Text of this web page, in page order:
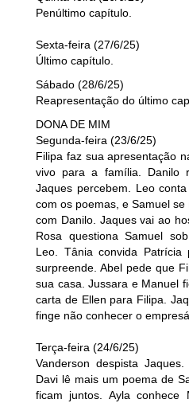
Penúltimo capítulo.
Sexta-feira (27/6/25)
Último capítulo.
Sábado (28/6/25)
Reapresentação do último
DONA DE MIM
Segunda-feira (23/6/25)
Filipa faz sua apresentação
vivo para a família. Danilo
Jaques percebem. Leo
com os poemas, e Samuel
com Danilo. Jaques vai ao
Rosa questiona Samuel
Leo. Tânia convida
surpreende. Abel pede que
sua casa. Jussara e Manuel
carta de Ellen para Filipa.
finge não conhecer o
Terça-feira (24/6/25)
Vanderson despista
Davi lê mais um poema de
ficam juntos. Ayla